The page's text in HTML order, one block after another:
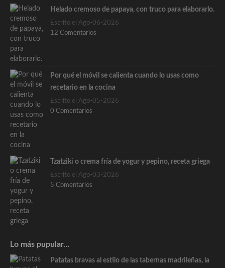
Helado cremoso de papaya, con truco para elaborarlo.
Escrito el Ago-06-2026
12 Comentarios
Por qué el móvil se calienta cuando lo usas como
recetario en la cocina
Escrito el Ago-05-2026
0 Comentarios
Tzatziki o crema fría de yogur y pepino, receta griega
Escrito el Ago-03-2026
5 Comentarios
Lo más pupular…
Patatas bravas al estilo de las tabernas madrileñas, la